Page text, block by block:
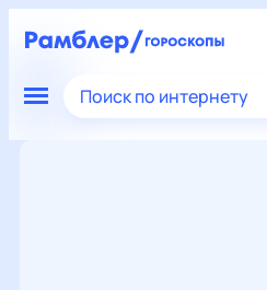
Поиск по интернету